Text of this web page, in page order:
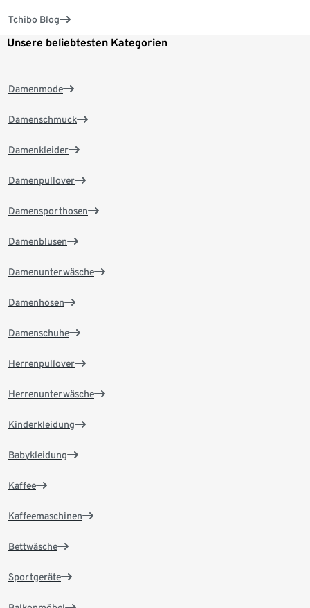
Tchibo Blog
Unsere beliebtesten Kategorien
Damenmode
Damenschmuck
Damenkleider
Damenpullover
Damensporthosen
Damenblusen
Damenunterwäsche
Damenhosen
Damenschuhe
Herrenpullover
Herrenunterwäsche
Kinderkleidung
Babykleidung
Kaffee
Kaffeemaschinen
Bettwäsche
Sportgeräte